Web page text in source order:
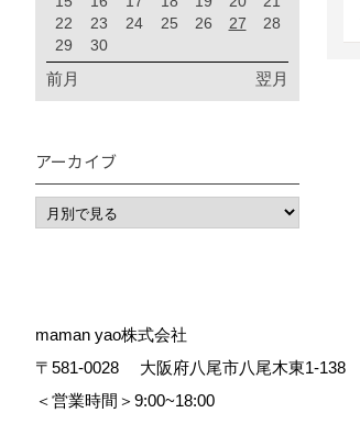
22
23 24 25 26 27
28
29
30
前月 翌月
アーカイブ
maman yao株式会社
〒581-0028
大阪府八尾市八尾木東1-138
＜営業時間＞9:00~18:00